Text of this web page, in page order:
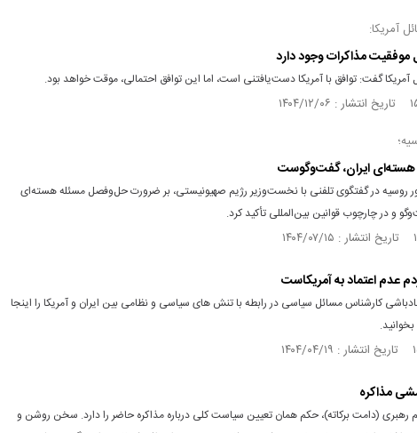
آمریکا:
موفقیت مذاکرات وجود دارد
آمریکا گفت: توافق با آمریکا دست‌یافتنی است، اما این توافق احتمالی، موقت خواهد بود.
ایران، گفت‌و‌گوست
روسیه در گفتگوی تلفنی با نخست‌وزیر رژیم صهیونیستی، بر ضرورت حل‌وفصل مسئله هسته‌ای
و در چارچوب قوانین بین‌المللی تأکید کرد.
عدم اعتماد به آمریکاست
کارشناس مسائل سیاسی در رابطه با تنش های سیاسی و نظامی بین ایران و آمریکا را اینجا
مذاکره
(دامت برکاته)، حکم همان تعیین سیاست کلی در‌باره مذاکره حاضر را دارد. سخن روشن و